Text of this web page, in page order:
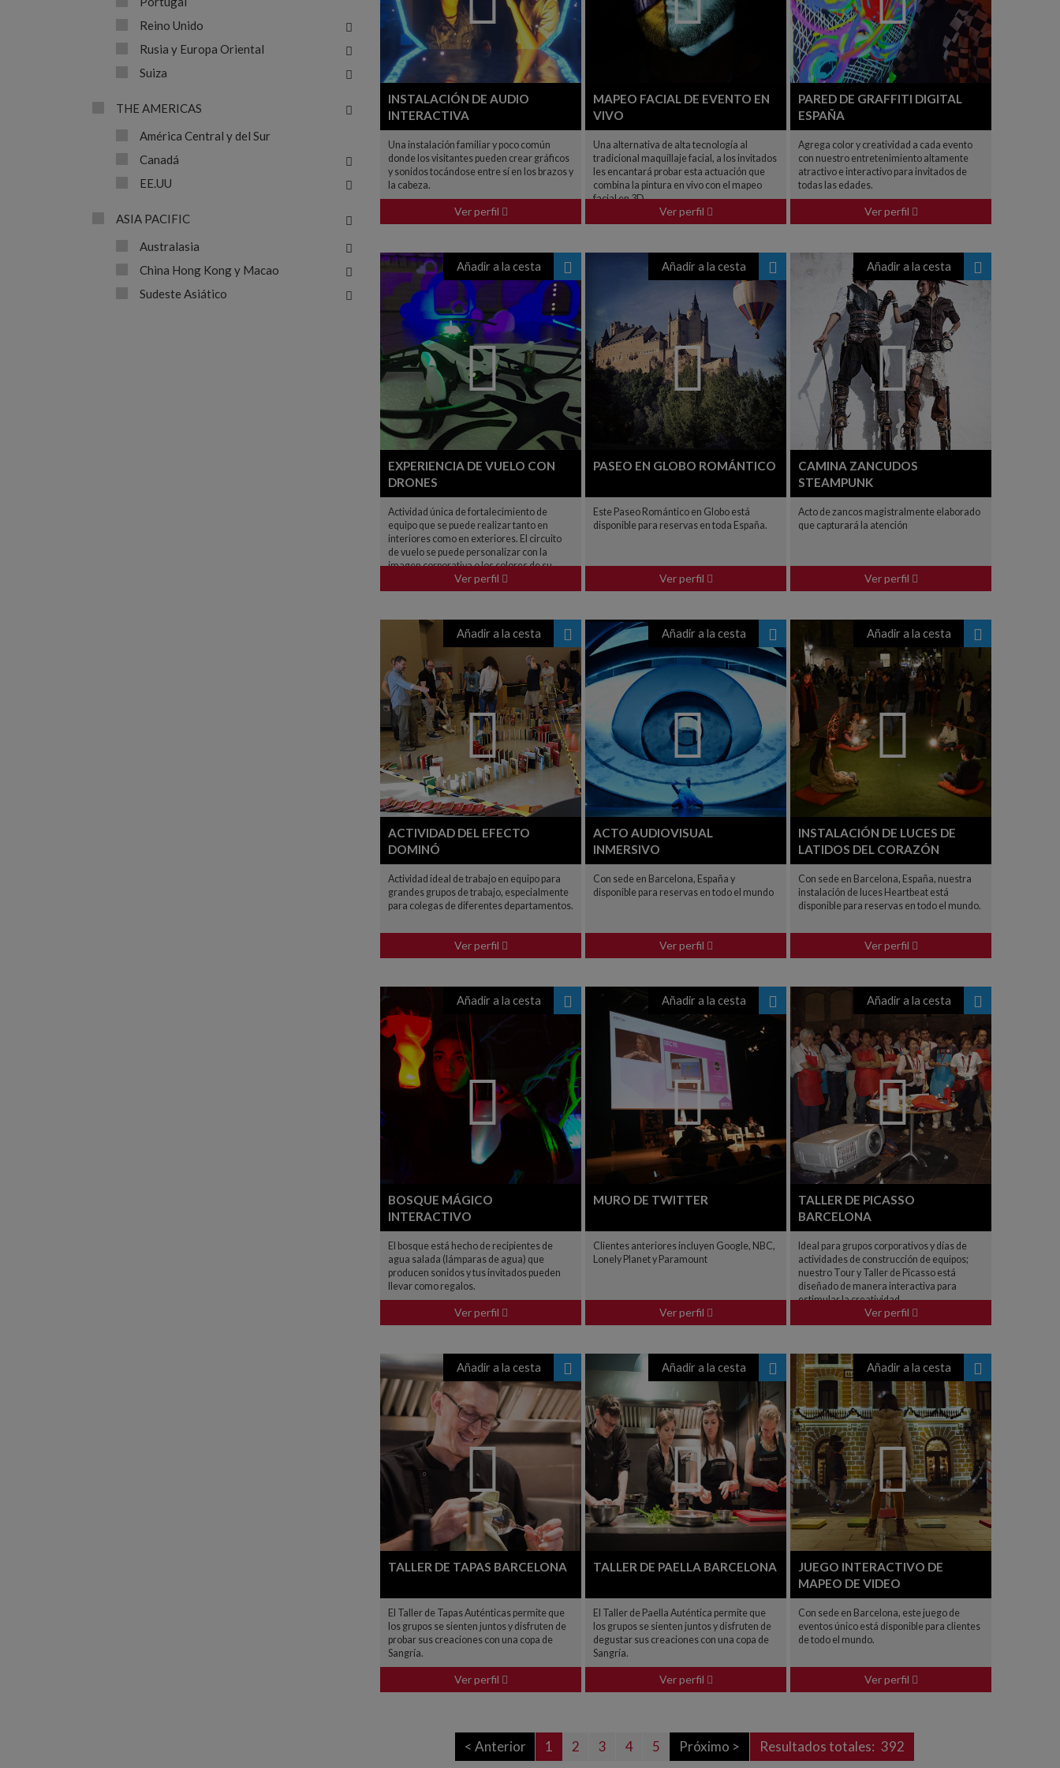
Reino Unido
Rusia y Europa Oriental
Suiza
THE AMERICAS
América Central y del Sur
Canadá
EE.UU
ASIA PACIFIC
Australasia
China Hong Kong y Macao
Sudeste Asiático
INSTALACIÓN DE AUDIO
INTERACTIVA
Una instalación familiar y poco común
donde los visitantes pueden crear gráficos
y sonidos tocándose entre sí en los brazos y
la cabeza.
Ver perfil
MAPEO FACIAL DE EVENTO EN
VIVO
Una alternativa de alta tecnología al
tradicional maquillaje facial, a los invitados
les encantará probar esta actuación que
combina la pintura en vivo con el mapeo
facial en 3D.
Ver perfil
PARED DE GRAFFITI DIGITAL
ESPAÑA
Agrega color y creatividad a cada evento
con nuestro entretenimiento altamente
atractivo e interactivo para invitados de
todas las edades.
Ver perfil
Añadir a la cesta
EXPERIENCIA DE VUELO CON
DRONES
Actividad única de fortalecimiento de
equipo que se puede realizar tanto en
interiores como en exteriores. El circuito
de vuelo se puede personalizar con la
imagen corporativa o los colores de su
Ver perfil
Añadir a la cesta
PASEO EN GLOBO ROMÁNTICO
Este Paseo Romántico en Globo está
disponible para reservas en toda España.
Ver perfil
Añadir a la cesta
CAMINA ZANCUDOS
STEAMPUNK
Acto de zancos magistralmente elaborado
que capturará la atención
Ver perfil
Añadir a la cesta
ACTIVIDAD DEL EFECTO
DOMINÓ
Actividad ideal de trabajo en equipo para
grandes grupos de trabajo, especialmente
para colegas de diferentes departamentos.
Ver perfil
Añadir a la cesta
ACTO AUDIOVISUAL
INMERSIVO
Con sede en Barcelona, España y
disponible para reservas en todo el mundo
Ver perfil
Añadir a la cesta
INSTALACIÓN DE LUCES DE
LATIDOS DEL CORAZÓN
Con sede en Barcelona, España, nuestra
instalación de luces Heartbeat está
disponible para reservas en todo el mundo.
Ver perfil
Añadir a la cesta
BOSQUE MÁGICO
INTERACTIVO
El bosque está hecho de recipientes de
agua salada (lámparas de agua) que
producen sonidos y tus invitados pueden
llevar como regalos.
Ver perfil
Añadir a la cesta
MURO DE TWITTER
Clientes anteriores incluyen Google, NBC,
Lonely Planet y Paramount
Ver perfil
Añadir a la cesta
TALLER DE PICASSO
BARCELONA
Ideal para grupos corporativos y días de
actividades de construcción de equipos;
nuestro Tour y Taller de Picasso está
diseñado de manera interactiva para
estimular la creatividad.
Ver perfil
Añadir a la cesta
TALLER DE TAPAS BARCELONA
El Taller de Tapas Auténticas permite que
los grupos se sienten juntos y disfruten de
probar sus creaciones con una copa de
Sangría.
Ver perfil
Añadir a la cesta
TALLER DE PAELLA BARCELONA
El Taller de Paella Auténtica permite que
los grupos se sienten juntos y disfruten de
degustar sus creaciones con una copa de
Sangría.
Ver perfil
Añadir a la cesta
JUEGO INTERACTIVO DE
MAPEO DE VIDEO
Con sede en Barcelona, este juego de
eventos único está disponible para clientes
de todo el mundo.
Ver perfil
< Anterior 1 2 3 4 5 Próximo > Resultados totales: 392